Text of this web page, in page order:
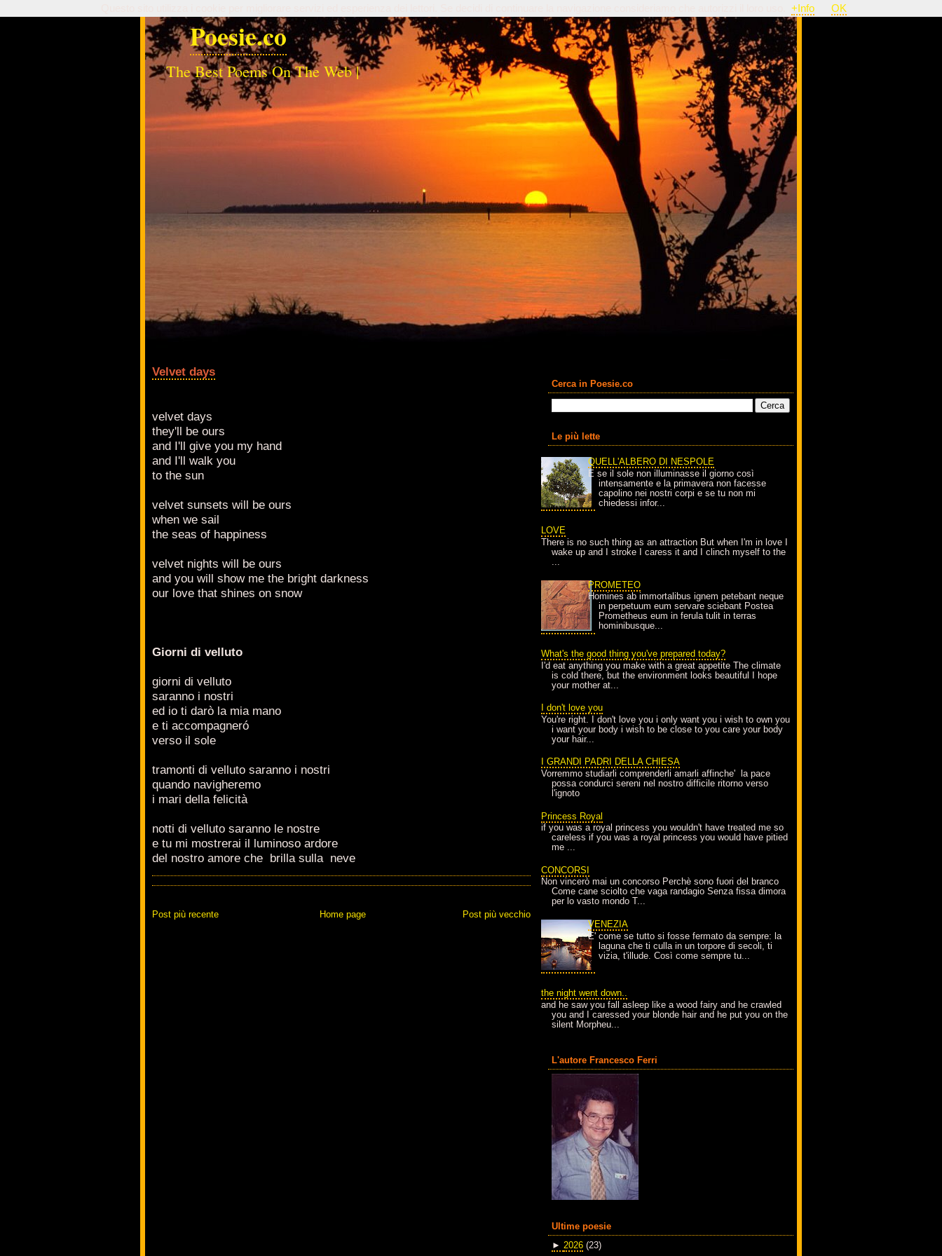
Poesie.co
The Best Poems On The Web |
Velvet days
velvet days
they'll be ours
and I'll give you my hand
and I'll walk you
to the sun
velvet sunsets will be ours
when we sail
the seas of happiness
velvet nights will be ours
and you will show me the bright darkness
our love that shines on snow
Giorni di velluto
giorni di velluto
saranno i nostri
ed io ti darò la mia mano
e ti accompagneró
verso il sole
tramonti di velluto saranno i nostri
quando navigheremo
i mari della felicità
notti di velluto saranno le nostre
e tu mi mostrerai il luminoso ardore
del nostro amore che brilla sulla neve
Post più recente Post più vecchio
Home page
Cerca in Poesie.co
Le più lette
QUELL'ALBERO DI NESPOLE
E se il sole non illuminasse il giorno così
intensamente e la primavera non facesse
capolino nei nostri corpi e se tu non mi
chiedessi infor...
LOVE
There is no such thing as an attraction But when I'm in love I
wake up and I stroke I caress it and I clinch myself to the
...
PROMETEO
Homines ab immortalibus ignem petebant neque
in perpetuum eum servare sciebant Postea
Prometheus eum in ferula tulit in terras
hominibusque...
What's the good thing you've prepared today?
I'd eat anything you make with a great appetite The climate
is cold there, but the environment looks beautiful I hope
your mother at...
I don't love you
You're right. I don't love you i only want you i wish to own you
i want your body i wish to be close to you care your body
your hair...
I GRANDI PADRI DELLA CHIESA
Vorremmo studiarli comprenderli amarli affinche' la pace
possa condurci sereni nel nostro difficile ritorno verso
l'ignoto
Princess Royal
if you was a royal princess you wouldn't have treated me so
careless if you was a royal princess you would have pitied
me ...
CONCORSI
Non vincerò mai un concorso Perchè sono fuori del branco
Come cane sciolto che vaga randagio Senza fissa dimora
per lo vasto mondo T...
VENEZIA
E' come se tutto si fosse fermato da sempre: la
laguna che ti culla in un torpore di secoli, ti
vizia, t'illude. Così come sempre tu...
the night went down..
and he saw you fall asleep like a wood fairy and he crawled
you and I caressed your blonde hair and he put you on the
silent Morpheu...
L'autore Francesco Ferri
Ultime poesie
► 2026 (23)
+Info OK